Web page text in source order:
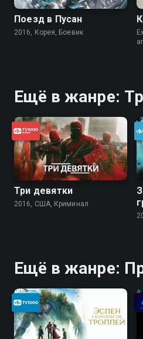
Поезд в Пусан
2016, Корея, Боевик
Ещё в жанре:
Три девятки
2016, США, Криминал
Ещё в жанре: